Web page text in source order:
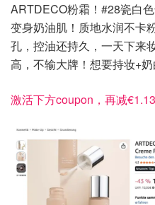
ARTDECO粉霜！#28瓷白
变身奶油肌！质地水润不卡
孔，控油还持久，一天下来
高，不输大牌！想要持妆+
激活下方coupon，再减